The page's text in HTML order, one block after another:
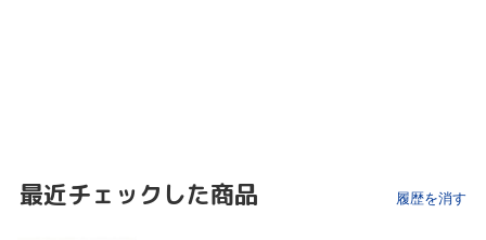
最近チェックした商品 履歴を消す